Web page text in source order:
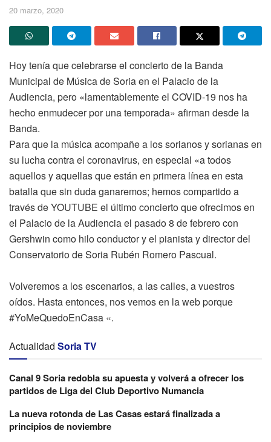
20 marzo, 2020
Hoy tenía que celebrarse el concierto de la Banda
Municipal de Música de Soria en el Palacio de la
Audiencia, pero «lamentablemente el COVID-19 nos ha
hecho enmudecer por una temporada» afirman desde la
Banda.
Para que la música acompañe a los sorianos y sorianas en
su lucha contra el coronavirus, en especial «a todos
aquellos y aquellas que están en primera línea en esta
batalla que sin duda ganaremos; hemos compartido a
través de YOUTUBE el último concierto que ofrecimos en
el Palacio de la Audiencia el pasado 8 de febrero con
Gershwin como hilo conductor y el pianista y director del
Conservatorio de Soria Rubén Romero Pascual.
Volveremos a los escenarios, a las calles, a vuestros
oídos. Hasta entonces, nos vemos en la web porque
#YoMeQuedoEnCasa «.
Actualidad Soria TV
Canal 9 Soria redobla su apuesta y volverá a ofrecer los
partidos de Liga del Club Deportivo Numancia
La nueva rotonda de Las Casas estará finalizada a
principios de noviembre